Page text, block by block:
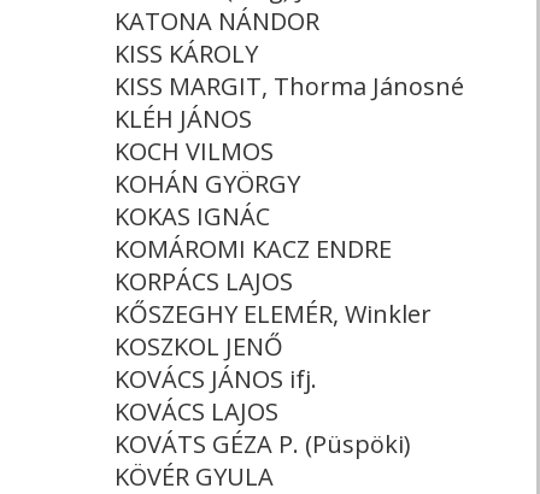
KATONA NÁNDOR
KISS KÁROLY
KISS MARGIT, Thorma Jánosné
KLÉH JÁNOS
KOCH VILMOS
KOHÁN GYÖRGY
KOKAS IGNÁC
KOMÁROMI KACZ ENDRE
KORPÁCS LAJOS
KŐSZEGHY ELEMÉR, Winkler
KOSZKOL JENŐ
KOVÁCS JÁNOS ifj.
KOVÁCS LAJOS
KOVÁTS GÉZA P. (Püspöki)
KÖVÉR GYULA